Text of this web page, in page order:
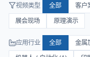
视频类型 全部 客户
展会现场
原理演示
应用行业 全部 金属